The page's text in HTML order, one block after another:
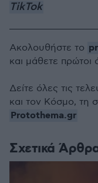
TikTok
Σχετικά
Ακολουθήστε το
και μάθετε πρώτοι
Δείτε όλες τις
και τον Κόσμο, τη
Protothema.gr